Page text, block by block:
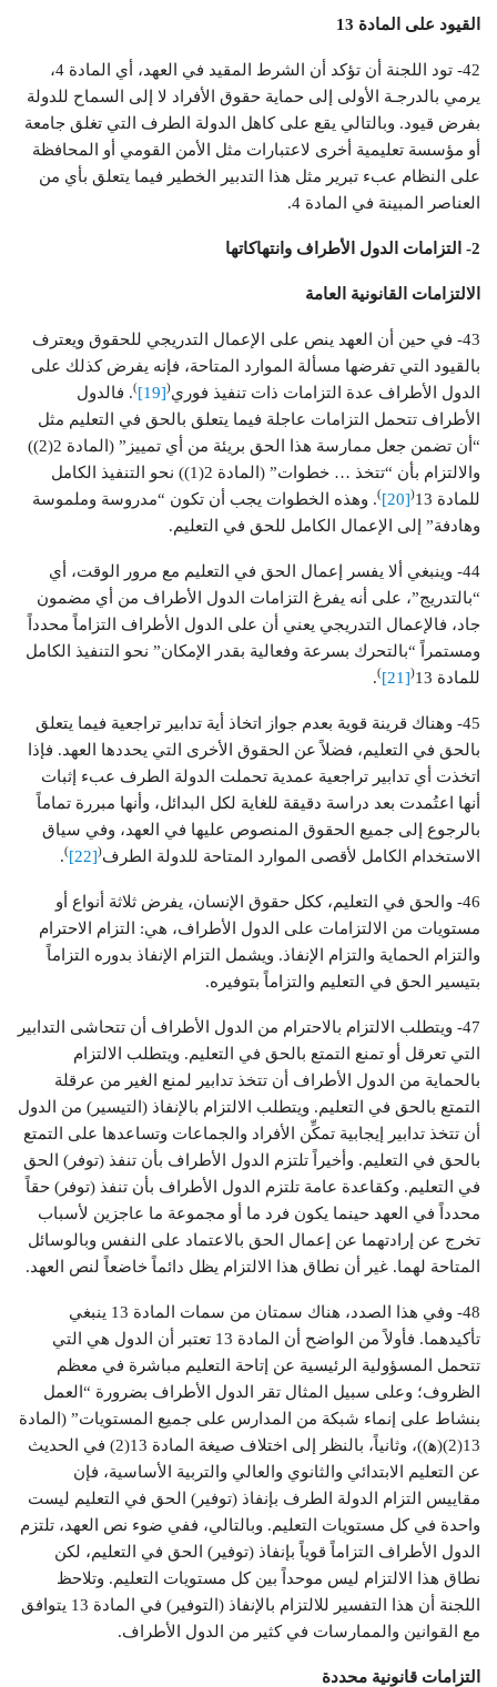
القيود على المادة 13
42- تود اللجنة أن تؤكد أن الشرط المقيد في العهد، أي المادة 4،
يرمي بالدرجـة الأولى إلى حماية حقوق الأفراد لا إلى السماح للدولة
بفرض قيود. وبالتالي يقع على كاهل الدولة الطرف التي تغلق جامعة
أو مؤسسة تعليمية أخرى لاعتبارات مثل الأمن القومي أو المحافظة
على النظام عبء تبرير مثل هذا التدبير الخطير فيما يتعلق بأي من
العناصر المبينة في المادة 4.
2- التزامات الدول الأطراف وانتهاكاتها
الالتزامات القانونية العامة
43- في حين أن العهد ينص على الإعمال التدريجي للحقوق ويعترف
بالقيود التي تفرضها مسألة الموارد المتاحة، فإنه يفرض كذلك على
الدول الأطراف عدة التزامات ذات تنفيذ فوري(
[19]
). فالدول
الأطراف تتحمل التزامات عاجلة فيما يتعلق بالحق في التعليم مثل
“أن تضمن جعل ممارسة هذا الحق بريئة من أي تمييز” (المادة 2(2))
والالتزام بأن “تتخذ … خطوات” (المادة 2(1)) نحو التنفيذ الكامل
للمادة 13
(
[20]
). وهذه الخطوات يجب أن تكون “مدروسة وملموسة
وهادفة” إلى الإعمال الكامل للحق في التعليم.
44- وينبغي ألا يفسر إعمال الحق في التعليم مع مرور الوقت، أي
“بالتدريج”، على أنه يفرغ التزامات الدول الأطراف من أي مضمون
جاد، فالإعمال التدريجي يعني أن على الدول الأطراف التزاماً محدداً
ومستمراً “بالتحرك بسرعة وفعالية بقدر الإمكان” نحو التنفيذ الكامل
للمادة 13
(
[21]
)
.
45- وهناك قرينة قوية بعدم جواز اتخاذ أية تدابير تراجعية فيما يتعلق
بالحق في التعليم، فضلاً عن الحقوق الأخرى التي يحددها العهد. فإذا
اتخذت أي تدابير تراجعية عمدية تحملت الدولة الطرف عبء إثبات
أنها اعتُمدت بعد دراسة دقيقة للغاية لكل البدائل، وأنها مبررة تماماً
بالرجوع إلى جميع الحقوق المنصوص عليها في العهد، وفي سياق
الاستخدام الكامل لأقصى الموارد المتاحة للدولة الطرف(
[22]
)
.
46- والحق في التعليم، ككل حقوق الإنسان، يفرض ثلاثة أنواع أو
مستويات من الالتزامات على الدول الأطراف، هي: التزام الاحترام
والتزام الحماية والتزام الإنفاذ. ويشمل التزام الإنفاذ بدوره التزاماً
بتيسير الحق في التعليم والتزاماً بتوفيره.
47- ويتطلب الالتزام بالاحترام من الدول الأطراف أن تتحاشى التدابير
التي تعرقل أو تمنع التمتع بالحق في التعليم. ويتطلب الالتزام
بالحماية من الدول الأطراف أن تتخذ تدابير لمنع الغير من عرقلة
التمتع بالحق في التعليم. ويتطلب الالتزام بالإنفاذ (التيسير) من الدول
أن تتخذ تدابير إيجابية تمكِّن الأفراد والجماعات وتساعدها على التمتع
بالحق في التعليم. وأخيراً تلتزم الدول الأطراف بأن تنفذ (توفر) الحق
في التعليم. وكقاعدة عامة تلتزم الدول الأطراف بأن تنفذ (توفر) حقاً
محدداً في العهد حينما يكون فرد ما أو مجموعة ما عاجزين لأسباب
تخرج عن إرادتهما عن إعمال الحق بالاعتماد على النفس وبالوسائل
المتاحة لهما. غير أن نطاق هذا الالتزام يظل دائماً خاضعاً لنص العهد.
48- وفي هذا الصدد، هناك سمتان من سمات المادة 13 ينبغي
تأكيدهما. فأولاً من الواضح أن المادة 13 تعتبر أن الدول هي التي
تتحمل المسؤولية الرئيسية عن إتاحة التعليم مباشرة في معظم
الظروف؛ وعلى سبيل المثال تقر الدول الأطراف بضرورة “العمل
بنشاط على إنماء شبكة من المدارس على جميع المستويات” (المادة
13(2)(ﻫ))، وثانياً، بالنظر إلى اختلاف صيغة المادة 13(2) في الحديث
عن التعليم الابتدائي والثانوي والعالي والتربية الأساسية، فإن
مقاييس التزام الدولة الطرف بإنفاذ (توفير) الحق في التعليم ليست
واحدة في كل مستويات التعليم. وبالتالي، ففي ضوء نص العهد، تلتزم
الدول الأطراف التزاماً قوياً بإنفاذ (توفير) الحق في التعليم، لكن
نطاق هذا الالتزام ليس موحداً بين كل مستويات التعليم. وتلاحظ
اللجنة أن هذا التفسير للالتزام بالإنفاذ (التوفير) في المادة 13 يتوافق
مع القوانين والممارسات في كثير من الدول الأطراف.
التزامات قانونية محددة